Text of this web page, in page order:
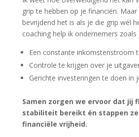
grip te hebben op je financiën.
bevrijdend het is als je die grip wél
coaching help ik ondernemers zoals
Een constante inkomstenstroom
Controle te krijgen over je
Gerichte investeringen te doen in
Samen zorgen we ervoor dat jij
stabiliteit bereikt én stappen
financiële vrijheid.